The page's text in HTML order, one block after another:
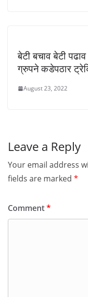
बेटी बचाव बेटी
ग्रुपने कडेपठार
August 23, 2022
Leave a Reply
Your email address
fields are marked *
Comment*